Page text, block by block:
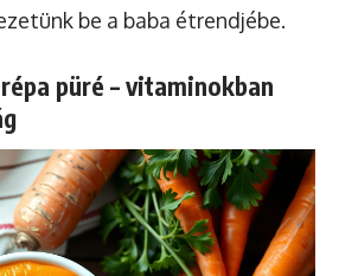
be a baba étrendjébe.
püré – vitaminokban